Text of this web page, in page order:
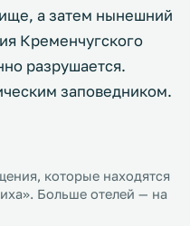
а затем нынешний
Кременчугского
разрушается.
заповедником.
которые находятся
Больше отелей — на